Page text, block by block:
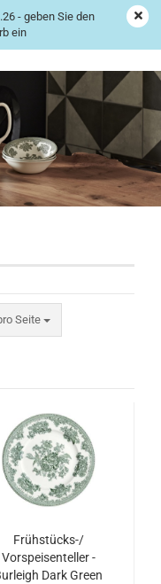
- geben Sie den
ein
Seite
Frühstücks-/
Vorspeisenteller -
Dark Green